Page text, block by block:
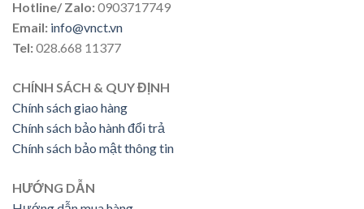
Hotline/ Zalo:0903717749
Email: info@vnct.vn
Tel:028.668 11377
CHÍNH SÁCH & QUY ĐỊNH
Chính sách giao hàng
Chính sách bảo hành đổi trả
Chính sách bảo mật thông tin
HƯỚNG DẪN